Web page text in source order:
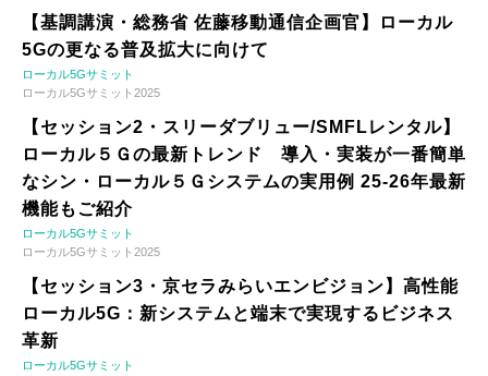
【基調講演・総務省 佐藤移動通信企画官】ローカル
5Gの更なる普及拡大に向けて
ローカル5Gサミット
ローカル5Gサミット2025
【セッション2・スリーダブリュー/SMFLレンタル】
ローカル５Ｇの最新トレンド 導入・実装が一番簡単
なシン・ローカル５Ｇシステムの実用例 25-26年最新
機能もご紹介
ローカル5Gサミット
ローカル5Gサミット2025
【セッション3・京セラみらいエンビジョン】高性能
ローカル5G：新システムと端末で実現するビジネス
革新
ローカル5Gサミット